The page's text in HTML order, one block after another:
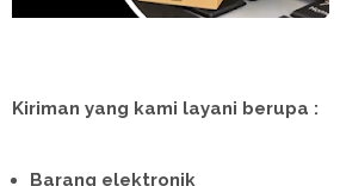
Kiriman yang kami layani berupa :
Barang elektronik